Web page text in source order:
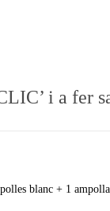
i a fer